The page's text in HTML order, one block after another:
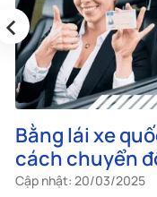
Bằng lái xe
cách chuyển
Việt Nam sang
Cập nhật: 20/03/2025
‹